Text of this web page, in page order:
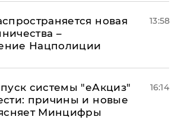
новая
–
Нацполиции
13:58
системы "еАкциз"
причины и новые
Минцифры
16:14